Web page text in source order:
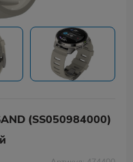
(SS050984000)